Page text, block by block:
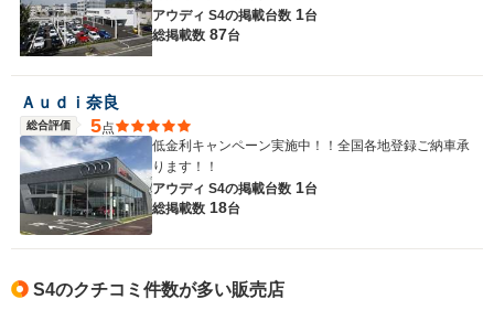
アウディ S4の掲載台数 1台
総掲載数 87台
Ａｕｄｉ奈良
総合評価 5点
低金利キャンペーン実施中！！全国各地登録ご納車承
ります！！
アウディ S4の掲載台数 1台
総掲載数 18台
S4のクチコミ件数が多い販売店